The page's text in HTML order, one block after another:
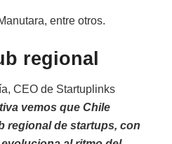
entre otros.
regional
CEO de Startuplinks
vemos que Chile
regional de startups, con